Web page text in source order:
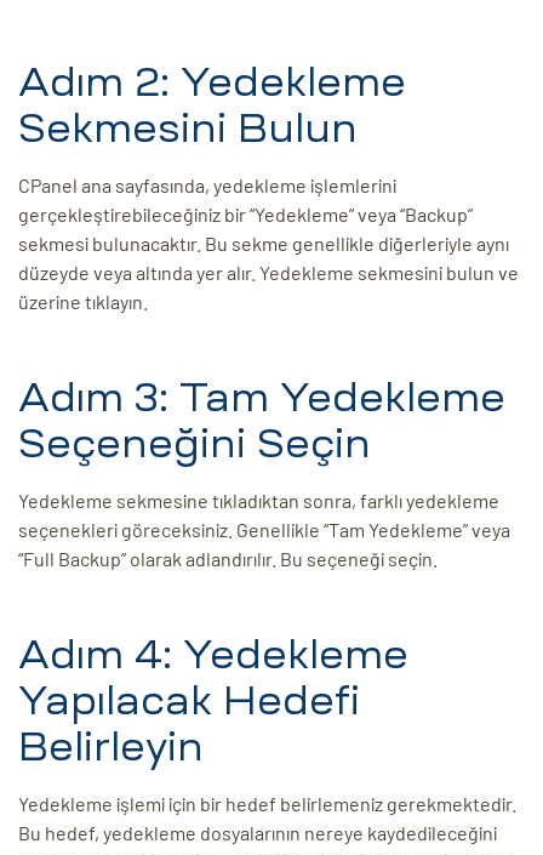
Adım 2: Yedekleme
Sekmesini Bulun
CPanel ana sayfasında, yedekleme işlemlerini
gerçekleştirebileceğiniz bir “Yedekleme” veya “Backup”
sekmesi bulunacaktır. Bu sekme genellikle diğerleriyle aynı
düzeyde veya altında yer alır. Yedekleme sekmesini bulun ve
üzerine tıklayın.
Adım 3: Tam Yedekleme
Seçeneğini Seçin
Yedekleme sekmesine tıkladıktan sonra, farklı yedekleme
seçenekleri göreceksiniz. Genellikle “Tam Yedekleme” veya
“Full Backup” olarak adlandırılır. Bu seçeneği seçin.
Adım 4: Yedekleme
Yapılacak Hedefi
Belirleyin
Yedekleme işlemi için bir hedef belirlemeniz gerekmektedir.
Bu hedef, yedekleme dosyalarının nereye kaydedileceğini